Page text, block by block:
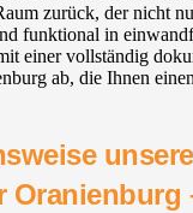
zurück, der nicht
funktional in
einer vollständig
ab, die Ihnen
Oranienburg